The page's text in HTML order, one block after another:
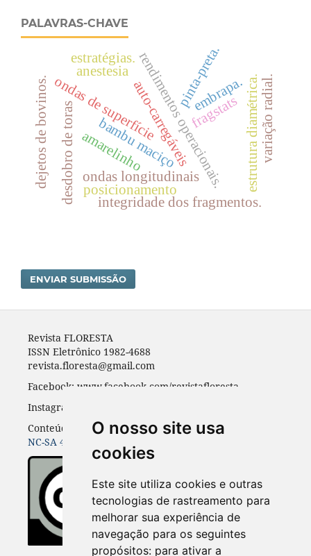
O nosso site usa
cookies
Este site utiliza cookies e outras
tecnologias de rastreamento para
melhorar sua experiência de
navegação para os seguintes
propósitos: para ativar a
PALAVRAS-CHAVE
bambu maciço
auto-carregáveis
rendimentos operacionais.
ondas longitudinais
ondas de superfície fragstats
integridade dos fragmentos.
anestesia pinta-preta.
dejetos de bovinos.desdobro de toras estrutura diamétrica.
amarelinho variação radial.
embrapa.
posicionamento
estratégias.
ENVIAR SUBMISSÃO
Revista FLORESTA
ISSN Eletrônico 1982-4688
revista.floresta@gmail.com
Facebook: www.facebook.com/revistafloresta
Instagran: revista_floresta
Conteúdos do periódico licenciados sob uma
NC-SA 4.0